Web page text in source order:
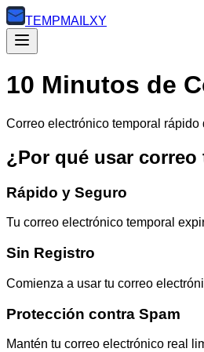
TEMPMAILXY
10 Minutos de
Correo electrónico temporal
¿Por qué usar
Rápido y Seguro
Tu correo electrónico temporal
Sin Registro
Comienza a usar tu correo
Protección contra Spam
Mantén tu correo electrónico real